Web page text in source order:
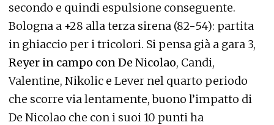
secondo e quindi espulsione conseguente.
Bologna a +28 alla terza sirena (82-54): partita
in ghiaccio per i tricolori. Si pensa già a gara 3,
Reyer in campo con De Nicolao, Candi,
Valentine, Nikolic e Lever nel quarto periodo
che scorre via lentamente, buono l’impatto di
De Nicolao che con i suoi 10 punti ha